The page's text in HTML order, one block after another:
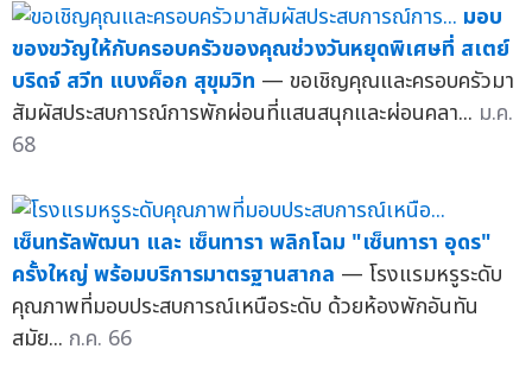
มอบ
ของขวัญให้กับครอบครัวของคุณช่วงวันหยุดพิเศษที่ สเตย์
บริดจ์ สวีท แบงค็อก สุขุมวิท — ขอเชิญคุณและครอบครัวมา
สัมผัสประสบการณ์การพักผ่อนที่แสนสนุกและผ่อนคลา... ม.ค.
68
เซ็นทรัลพัฒนา และ เซ็นทารา พลิกโฉม "เซ็นทารา อุดร"
ครั้งใหญ่ พร้อมบริการมาตรฐานสากล — โรงแรมหรูระดับ
คุณภาพที่มอบประสบการณ์เหนือระดับ ด้วยห้องพักอันทัน
สมัย... ก.ค. 66